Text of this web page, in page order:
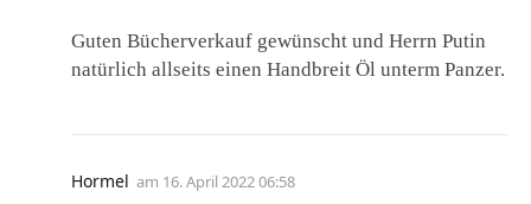
Guten Bücherverkauf gewünscht und Herrn Putin
natürlich allseits einen Handbreit Öl unterm Panzer.
Hormel am 16. April 2022 06:58